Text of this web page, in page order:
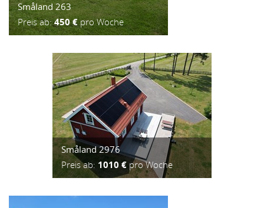
Småland 263
Preis ab:450 €pro Woche
Småland 2976
Preis ab: 1010 € pro Woche